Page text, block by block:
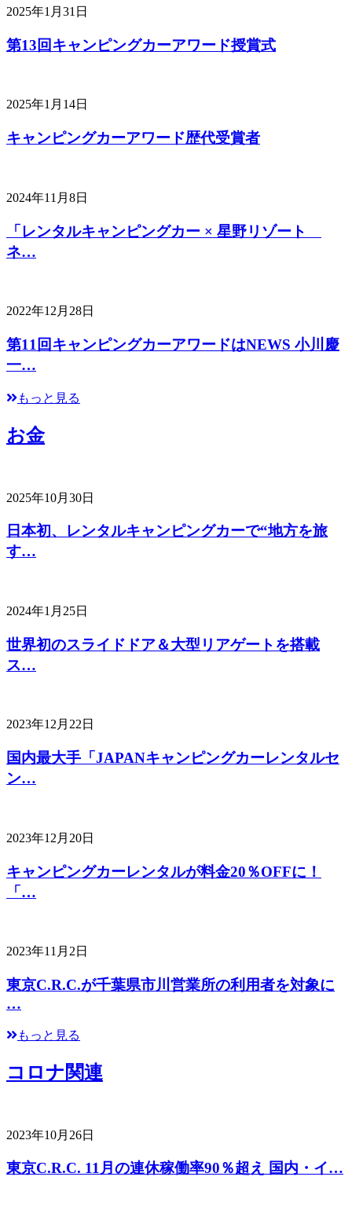
2025年1月31日
第13回キャンピングカーアワード授賞式
2025年1月14日
キャンピングカーアワード歴代受賞者
2024年11月8日
「レンタルキャンピングカー × 星野リゾート
ネ…
2022年12月28日
第11回キャンピングカーアワードはNEWS 小川慶
一…
もっと見る
お金
2025年10月30日
日本初、レンタルキャンピングカーで“地方を旅
す…
2024年1月25日
世界初のスライドドア＆大型リアゲートを搭載
ス…
2023年12月22日
国内最大手「JAPANキャンピングカーレンタルセ
ン…
2023年12月20日
キャンピングカーレンタルが料金20％OFFに！
「…
2023年11月2日
東京C.R.C.が千葉県市川営業所の利用者を対象に
…
もっと見る
コロナ関連
2023年10月26日
東京C.R.C. 11月の連休稼働率90％超え 国内・イ…